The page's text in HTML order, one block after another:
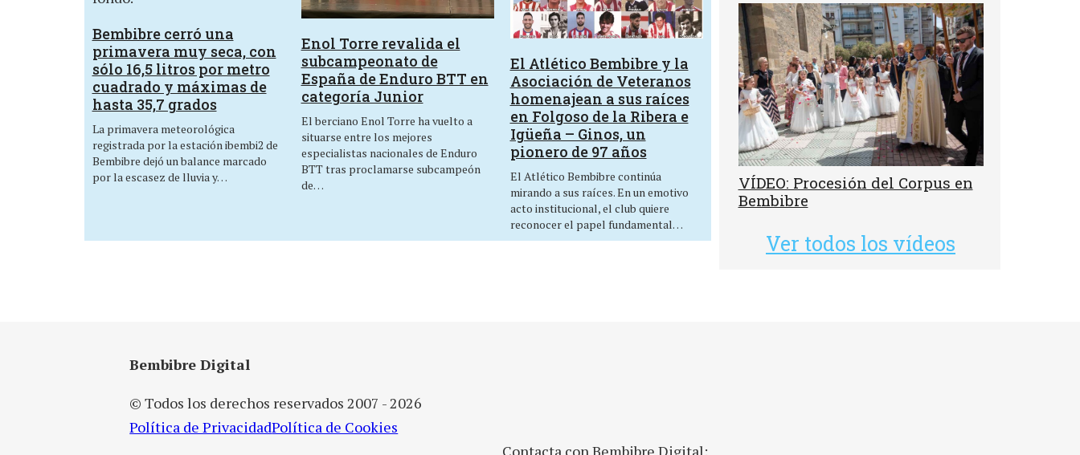
Bembibre cerró una
primavera muy seca, con
sólo 16,5 litros por metro
cuadrado y máximas de
hasta 35,7 grados
La primavera meteorológica
registrada por la estación ibembi2 de
Bembibre dejó un balance marcado
por la escasez de lluvia y…
Enol Torre revalida el
subcampeonato de
España de Enduro BTT en
categoría Junior
El berciano Enol Torre ha vuelto a
situarse entre los mejores
especialistas nacionales de Enduro
BTT tras proclamarse subcampeón
de…
El Atlético Bembibre y la
Asociación de Veteranos
homenajean a sus raíces
en Folgoso de la Ribera e
Igüeña – Ginos, un
pionero de 97 años
El Atlético Bembibre continúa
mirando a sus raíces. En un emotivo
acto institucional, el club quiere
reconocer el papel fundamental…
VÍDEO: Procesión del Corpus en
Bembibre
Ver todos los vídeos
Bembibre Digital
© Todos los derechos reservados 2007 - 2026
Política de PrivacidadPolítica de Cookies